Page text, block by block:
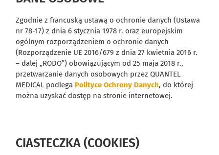
Zgodnie z francuską ustawą o ochronie danych (Ustawa
nr 78-17) z dnia 6 stycznia 1978 r. oraz europejskim
ogólnym rozporządzeniem o ochronie danych
(Rozporządzenie UE 2016/679 z dnia 27 kwietnia 2016 r.
– dalej „RODO”) obowiązującym od 25 maja 2018 r.,
przetwarzanie danych osobowych przez QUANTEL
MEDICAL podlega Polityce Ochrony Danych, do której
można uzyskać dostęp na stronie internetowej.
CIASTECZKA (COOKIES)